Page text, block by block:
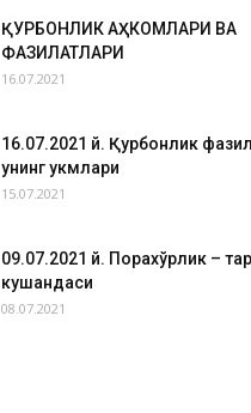
ҚУРБОНЛИК АҲКОМЛАРИ ВА
ФАЗИЛАТЛАРИ
16.07.2021
16.07.2021 й. Қурбонлик
унинг ҳукмлари
15.07.2021
09.07.2021 й. Порахўрлик –
кушандаси
08.07.2021